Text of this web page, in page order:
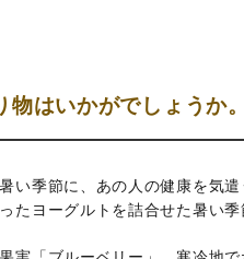
はいかがでしょうか。
い季節に、あの人の健康を気
たヨーグルトを詰合せた暑い